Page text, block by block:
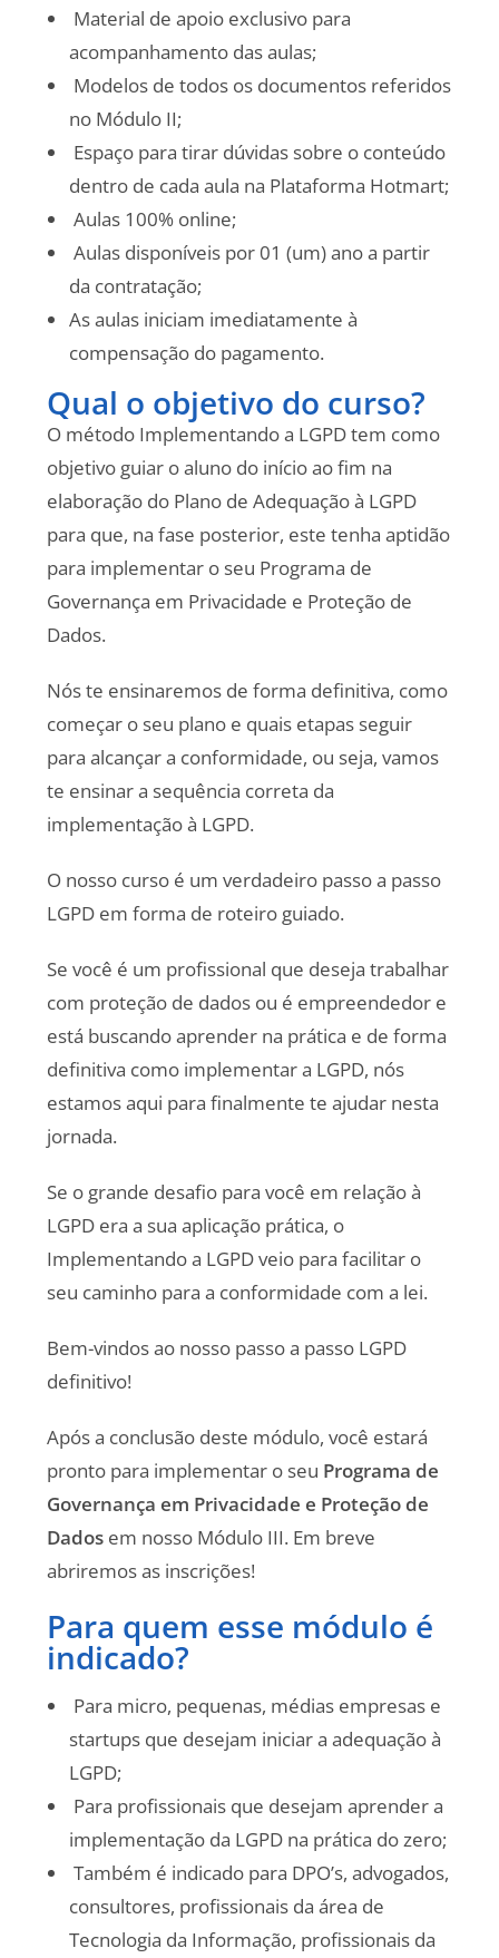
Material de apoio exclusivo para
acompanhamento das aulas;
Modelos de todos os documentos referidos
no Módulo II;
Espaço para tirar dúvidas sobre o conteúdo
dentro de cada aula na Plataforma Hotmart;
Aulas 100% online;
Aulas disponíveis por 01 (um) ano a partir
da contratação;
As aulas iniciam imediatamente à
compensação do pagamento.
Qual o objetivo do curso?
O método Implementando a LGPD tem como
objetivo guiar o aluno do início ao fim na
elaboração do Plano de Adequação à LGPD
para que, na fase posterior, este tenha aptidão
para implementar o seu Programa de
Governança em Privacidade e Proteção de
Dados.
Nós te ensinaremos de forma definitiva, como
começar o seu plano e quais etapas seguir
para alcançar a conformidade, ou seja, vamos
te ensinar a sequência correta da
implementação à LGPD.
O nosso curso é um verdadeiro passo a passo
LGPD em forma de roteiro guiado.
Se você é um profissional que deseja trabalhar
com proteção de dados ou é empreendedor e
está buscando aprender na prática e de forma
definitiva como implementar a LGPD, nós
estamos aqui para finalmente te ajudar nesta
jornada.
Se o grande desafio para você em relação à
LGPD era a sua aplicação prática, o
Implementando a LGPD veio para facilitar o
seu caminho para a conformidade com a lei.
Bem-vindos ao nosso passo a passo LGPD
definitivo!
Após a conclusão deste módulo, você estará
pronto para implementar o seu Programa de
Governança em Privacidade e Proteção de
Dados em nosso Módulo III. Em breve
abriremos as inscrições!
Para quem esse módulo é
indicado?
Para micro, pequenas, médias empresas e
startups que desejam iniciar a adequação à
LGPD;
Para profissionais que desejam aprender a
implementação da LGPD na prática do zero;
Também é indicado para DPO’s, advogados,
consultores, profissionais da área de
Tecnologia da Informação, profissionais da